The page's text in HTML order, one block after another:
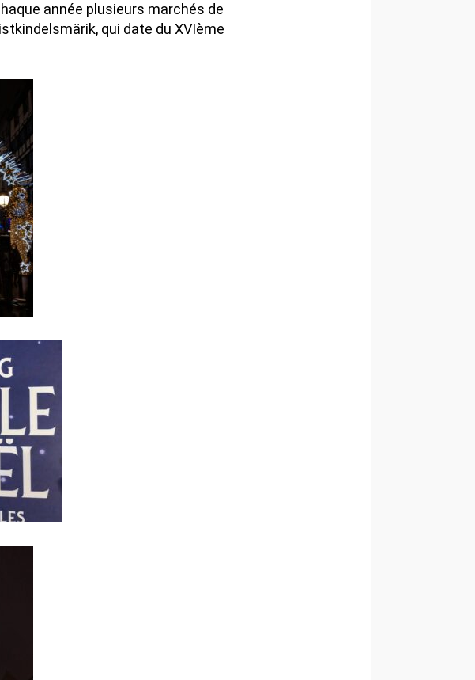
année plusieurs marchés de
qui date du XVIème